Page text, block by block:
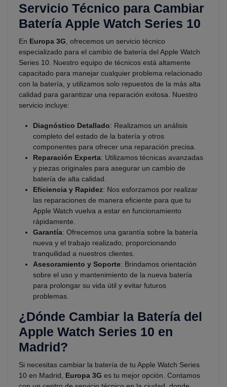
Servicio Técnico para Cambiar
Batería Apple Watch Series 10
En Europa 3G , ofrecemos un servicio técnico
especializado para el cambio de batería del Apple Watch
Series 10. Nuestro equipo de técnicos está altamente
capacitado para manejar cualquier problema relacionado
con la batería, y utilizamos solo repuestos de la más alta
calidad para garantizar una reparación exitosa. Nuestro
servicio incluye:
Diagnóstico Detallado: Realizamos un análisis
completo del estado de la batería y otros
componentes para ofrecer una reparación precisa.
Reparación Experta: Utilizamos técnicas avanzadas
y piezas originales para asegurar un cambio de
batería de alta calidad.
Eficiencia y Rapidez: Nos esforzamos por realizar
las reparaciones de manera eficiente para que tu
Apple Watch vuelva a estar en funcionamiento
rápidamente.
Garantía: Ofrecemos una garantía sobre la batería
nueva y el trabajo realizado, proporcionando
tranquilidad a nuestros clientes.
Asesoramiento y Soporte: Brindamos orientación
sobre el uso y mantenimiento de la nueva batería
para prolongar su vida útil y evitar futuros
problemas.
¿Dónde Cambiar la Batería del
Apple Watch Series 10 en
Madrid?
Si necesitas cambiar la batería de tu Apple Watch Series
10 en Madrid, Europa 3G es tu mejor opción. Contamos